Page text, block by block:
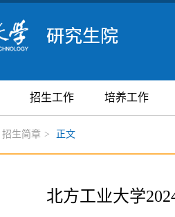
招生工作 培养工作
招生简章 > 正文
北方工业大学